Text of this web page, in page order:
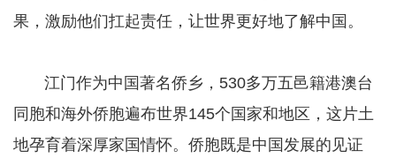
果，激励他们扛起责任，让世界更好地了解中国。
​​​​​​​ 江门作为中国著名侨乡，530多万五邑籍港澳台
同胞和海外侨胞遍布世界145个国家和地区，这片土
地孕育着深厚家国情怀。侨胞既是中国发展的见证